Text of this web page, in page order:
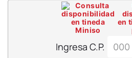
en
Ingresa C.P.
cosmetiquera